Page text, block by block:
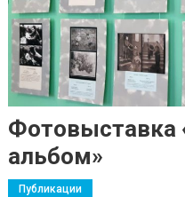
Фотовыставка
альбом»
Публикации